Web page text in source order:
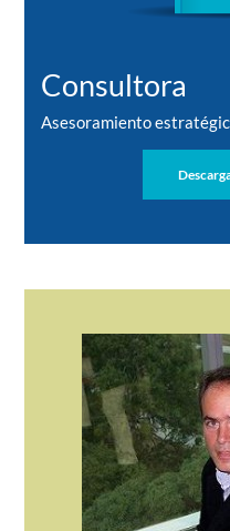
Consultora
Asesoramiento